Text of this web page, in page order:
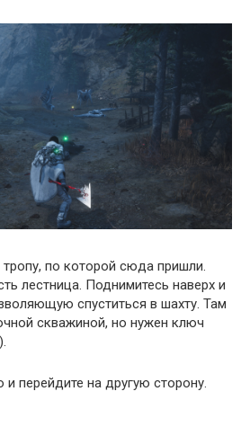
по которой сюда пришли.
лестница. Поднимитесь наверх и
спуститься в шахту. Там
скважиной, но нужен ключ
перейдите на другую сторону.